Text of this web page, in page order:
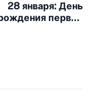
28 января: День
первой